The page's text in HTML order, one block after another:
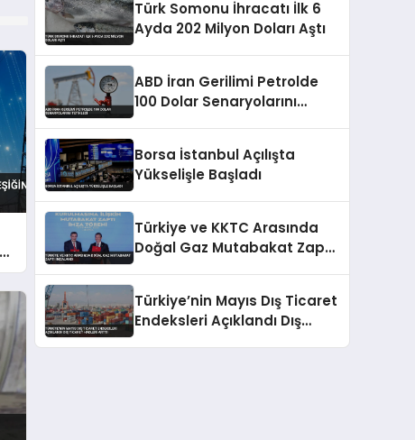
Türk Somonu İhracatı İlk 6
Ayda 202 Milyon Doları Aştı
ABD İran Gerilimi Petrolde
100 Dolar Senaryolarını
Borsa İstanbul Açılışta
Yükselişle Başladı
Türkiye ve KKTC Arasında
Doğal Gaz Mutabakat Zaptı
Türkiye’nin Mayıs Dış Ticaret
Endeksleri Açıklandı Dış